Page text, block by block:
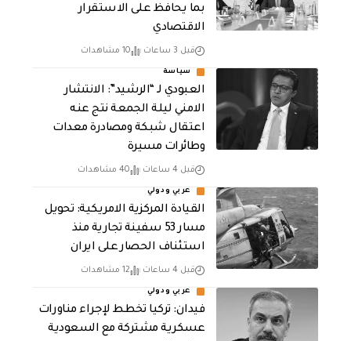
بما يحافظ على الاستقرار
الاقتصادي
قبل 3 ساعات 10 مشاهدات
سياسة
العبودي لـ “الرشيد”: الانتشار
الامني ليلة الجمعة نتج عنه
اعتقال شبكة ومصادرة معدات
وطائرات مسيرة
قبل 4 ساعات 40 مشاهدات
عربي ودولي
القيادة المركزية الامريكية: تحويل
مسار 53 سفينة تجارية منذ
استئناف الحصار على ايران
قبل 4 ساعات 12 مشاهدات
عربي ودولي
فيدان: تركيا تخطط لإجراء مناورات
عسكرية مشتركة مع السعودية